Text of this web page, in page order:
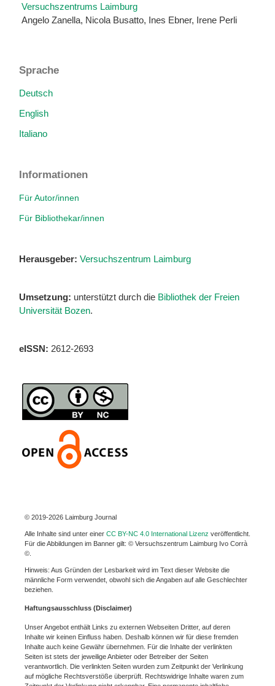
Versuchszentrums Laimburg
Angelo Zanella, Nicola Busatto, Ines Ebner, Irene Perli
Sprache
Deutsch
English
Italiano
Informationen
Für Autor/innen
Für Bibliothekar/innen
Herausgeber: Versuchszentrum Laimburg
Umsetzung: unterstützt durch die Bibliothek der Freien
Universität Bozen.
eISSN: 2612-2693
© 2019-2026 Laimburg Journal
Alle Inhalte sind unter einer CC BY-NC 4.0 International Lizenz veröffentlicht.
Für die Abbildungen im Banner gilt: © Versuchszentrum Laimburg Ivo Corrà
©.
Hinweis: Aus Gründen der Lesbarkeit wird im Text dieser Website die
männliche Form verwendet, obwohl sich die Angaben auf alle Geschlechter
beziehen.
Haftungsausschluss (Disclaimer)
Unser Angebot enthält Links zu externen Webseiten Dritter, auf deren
Inhalte wir keinen Einfluss haben. Deshalb können wir für diese fremden
Inhalte auch keine Gewähr übernehmen. Für die Inhalte der verlinkten
Seiten ist stets der jeweilige Anbieter oder Betreiber der Seiten
verantwortlich. Die verlinkten Seiten wurden zum Zeitpunkt der Verlinkung
auf mögliche Rechtsverstöße überprüft. Rechtswidrige Inhalte waren zum